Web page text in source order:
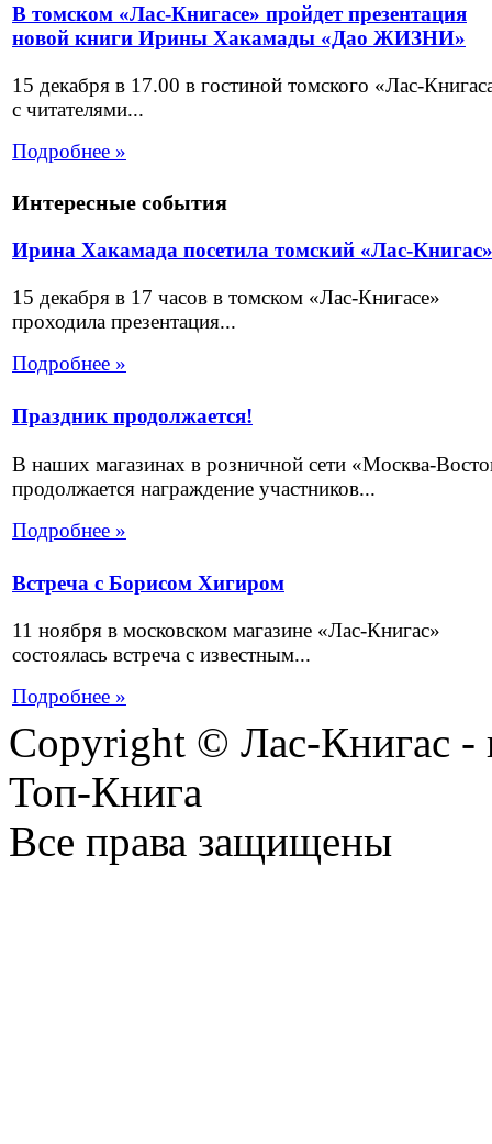
В томском «Лас-Книгасе» пройдет презентация
новой книги Ирины Хакамады «Дао ЖИЗНИ»
15 декабря в 17.00 в гостиной томского «Лас-
с читателями...
Подробнее »
Интересные события
Ирина Хакамада посетила томский «Лас-Книгас»
15 декабря в 17 часов в томском «Лас-Книгасе»
проходила презентация...
Подробнее »
Праздник продолжается!
В наших магазинах в розничной сети «Москва-
продолжается награждение участников...
Подробнее »
Встреча с Борисом Хигиром
11 ноября в московском магазине «Лас-Книгас»
состоялась встреча с известным...
Подробнее »
Copyright © Лас-Книгас
Топ-Книга
Все права защищены